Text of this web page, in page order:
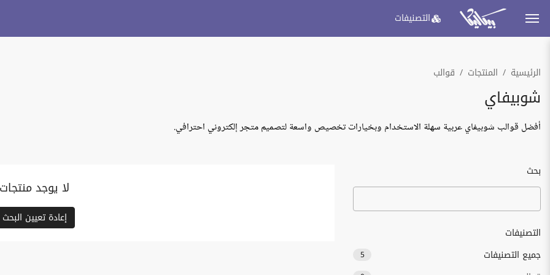
التصنيفات
الرئيسية المنتجات قوالب
شوبيفاي
أفضل قوالب شوبيفاي عربية سهلة الاستخدام وبخيارات تخصيص واسعة لتصميم متجر إلكتروني احترافي.
بحث
التصنيفات
جميع التصنيفات
5
لا يوجد منتجات
إعادة تعيين البحث